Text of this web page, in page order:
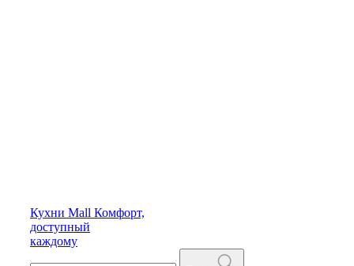
Кухни Mall Комфорт,
доступный
каждому